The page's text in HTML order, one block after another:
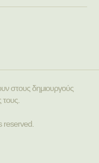
στους δημιουργούς
reserved.